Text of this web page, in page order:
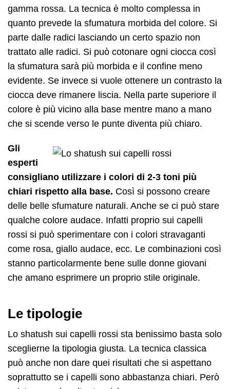
gamma rossa. La tecnica è molto complessa in
quanto prevede la sfumatura morbida del colore. Si
parte dalle radici lasciando un certo spazio non
trattato alle radici. Si può cotonare ogni ciocca così
la sfumatura sarà più morbida e il confine meno
evidente. Se invece si vuole ottenere un contrasto la
ciocca deve rimanere liscia. Nella parte superiore il
colore è più vicino alla base mentre mano a mano
che si scende verso le punte diventa più chiaro.
Gli
esperti
consigliano utilizzare i colori di 2-3 toni più
chiari rispetto alla base. Così si possono creare
delle belle sfumature naturali. Anche se ci può stare
qualche colore audace. Infatti proprio sui capelli
rossi si può sperimentare con i colori stravaganti
come rosa, giallo audace, ecc. Le combinazioni così
stanno particolarmente bene sulle donne giovani
che amano esprimere un proprio stile originale.
Le tipologie
Lo shatush sui capelli rossi sta benissimo basta solo
sceglierne la tipologia giusta. La tecnica classica
può anche non dare quei risultati che si aspettano
soprattutto se i capelli sono abbastanza chiari. Però